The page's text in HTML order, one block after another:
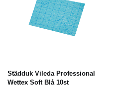
Städduk Vileda Professional
Wettex Soft Blå 10st